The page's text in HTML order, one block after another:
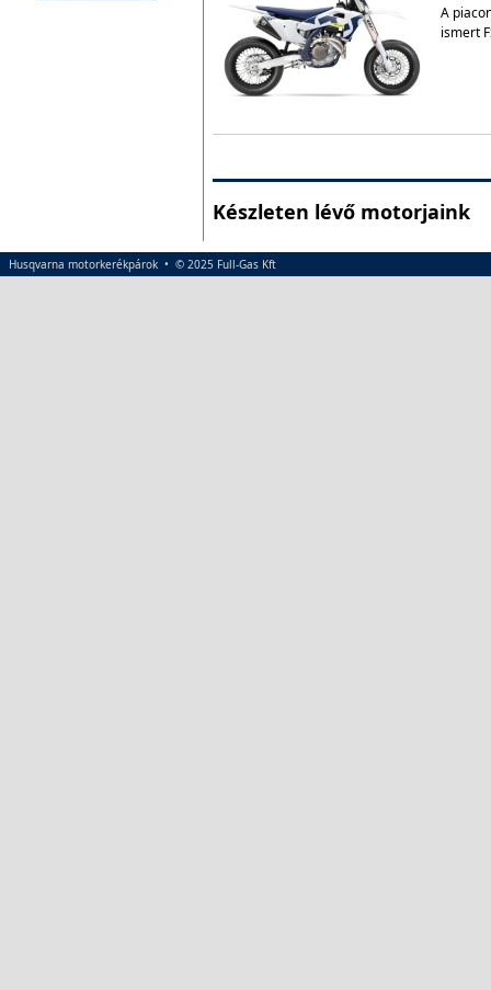
A
ismert
Készleten lévő motorjaink
Husqvarna motorkerékpárok • © 2025 Full-Gas Kft